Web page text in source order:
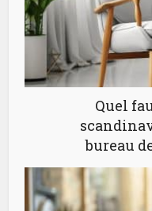
Quel
bureau